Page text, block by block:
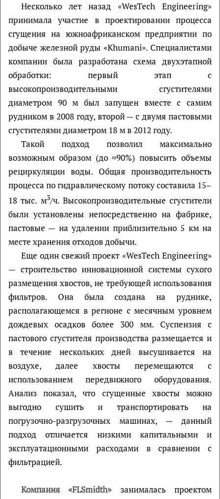
Несколько лет назад «WesTech Engineering»
принимала участие в проектировании процесса
сгущения на южноафриканском предприятии по
добыче железной руды «Khumani». Специалистами
компании была разработана схема двухэтапной
обработки: первый этап с
высокопроизводительными сгустителями
диаметром 90 м был запущен вместе с самим
рудником в 2008 году, второй — с двумя пастовыми
сгустителями диаметром 18 м в 2012 году.
Такой подход позволил максимально
возможным образом (до ≈90%) повысить объемы
рециркуляции воды. Общая производительность
процесса по гидравлическому потоку составила 15–
18 тыс. м3/ч. Высокопроизводительные сгустители
были установлены непосредственно на фабрике,
пастовые — на удалении приблизительно 5 км на
месте хранения отходов добычи.
Еще один свежий проект «WesTech Engineering»
— строительство инновационной системы сухого
размещения хвостов, не требующей использования
фильтров. Она была создана на руднике,
располагающемся в регионе с месячным уровнем
дождевых осадков более 300 мм. Суспензия с
пастового сгустителя производства размещается и
в течение нескольких дней высушивается на
воздухе, далее хвосты перемещаются с
использованием передвижного оборудования.
Анализ показал, что сгущенные хвосты можно
выгодно сушить и транспортировать на
погрузочно-разгрузочных машинах, — данный
подход отличается низкими капитальными и
эксплуатационными расходами в сравнении с
фильтрацией.
Компания «FLSmidth» занималась проектом